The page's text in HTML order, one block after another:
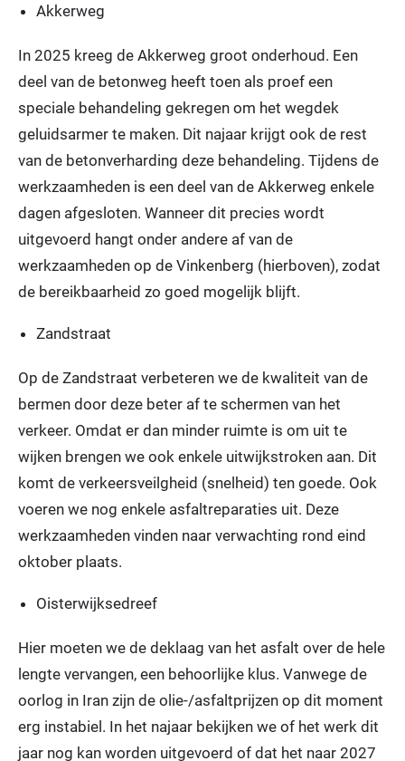
Akkerweg
In 2025 kreeg de Akkerweg groot onderhoud. Een
deel van de betonweg heeft toen als proef een
speciale behandeling gekregen om het wegdek
geluidsarmer te maken. Dit najaar krijgt ook de rest
van de betonverharding deze behandeling. Tijdens de
werkzaamheden is een deel van de Akkerweg enkele
dagen afgesloten. Wanneer dit precies wordt
uitgevoerd hangt onder andere af van de
werkzaamheden op de Vinkenberg (hierboven), zodat
de bereikbaarheid zo goed mogelijk blijft.
Zandstraat
Op de Zandstraat verbeteren we de kwaliteit van de
bermen door deze beter af te schermen van het
verkeer. Omdat er dan minder ruimte is om uit te
wijken brengen we ook enkele uitwijkstroken aan. Dit
komt de verkeersveilgheid (snelheid) ten goede. Ook
voeren we nog enkele asfaltreparaties uit. Deze
werkzaamheden vinden naar verwachting rond eind
oktober plaats.
Oisterwijksedreef
Hier moeten we de deklaag van het asfalt over de hele
lengte vervangen, een behoorlijke klus. Vanwege de
oorlog in Iran zijn de olie-/asfaltprijzen op dit moment
erg instabiel. In het najaar bekijken we of het werk dit
jaar nog kan worden uitgevoerd of dat het naar 2027